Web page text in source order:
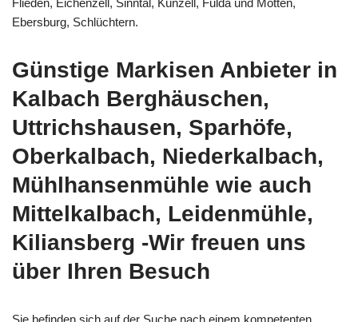
Flieden, Eichenzell, Sinntal, Künzell, Fulda und Motten,
Ebersburg, Schlüchtern.
Günstige Markisen Anbieter in
Kalbach Berghäuschen,
Uttrichshausen, Sparhöfe,
Oberkalbach, Niederkalbach,
Mühlhansenmühle wie auch
Mittelkalbach, Leidenmühle,
Kiliansberg -Wir freuen uns
über Ihren Besuch
Sie befinden sich auf der Suche nach einem kompetenten